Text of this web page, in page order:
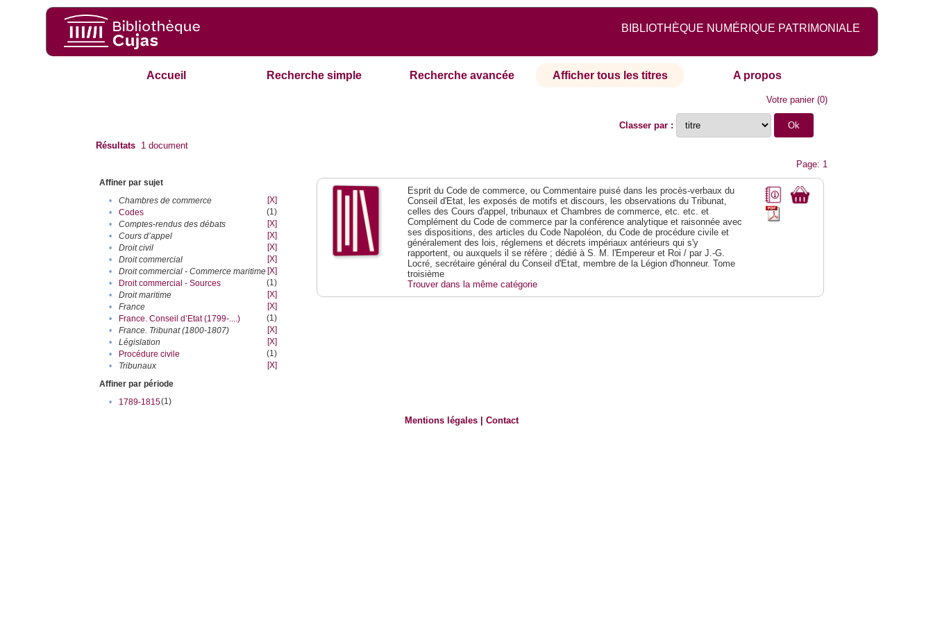
BIBLIOTHÈQUE NUMÉRIQUE PATRIMONIALE
Accueil Recherche simple Recherche avancée Afficher tous les titres A propos
Votre panier(0)
Classer par :
Résultats 1 document
Page: 1
Affiner par sujet
•
Chambres de commerce
[X]
•
Codes
(1)
•
Comptes-rendus des débats
[X]
•
Cours d’appel
[X]
•
Droit civil
[X]
•
Droit commercial
[X]
•
Droit commercial - Commerce maritime [X]
•
Droit commercial - Sources
(1)
•
Droit maritime
[X]
•
France
[X]
•
France. Conseil d’Etat (1799-....)
(1)
•
France. Tribunat (1800-1807)
[X]
•
Législation
[X]
•
Procédure civile
(1)
•
Tribunaux
[X]
Affiner par période
•
1789-1815(1)
Esprit du Code de commerce, ou Commentaire puisé dans les procès-verbaux du
Conseil d'Etat, les exposés de motifs et discours, les observations du Tribunat,
celles des Cours d'appel, tribunaux et Chambres de commerce, etc. etc. et
Complément du Code de commerce par la conférence analytique et raisonnée avec
ses dispositions, des articles du Code Napoléon, du Code de procédure civile et
généralement des lois, réglemens et décrets impériaux antérieurs qui s'y
rapportent, ou auxquels il se réfère ; dédié à S. M. l'Empereur et Roi / par J.-G.
Locré, secrétaire général du Conseil d'Etat, membre de la Légion d'honneur. Tome
troisième
Trouver dans la même catégorie
Mentions légales |Contact